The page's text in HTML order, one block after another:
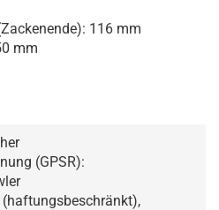
116 mm
mm
(GPSR):
(haftungsbeschränkt),